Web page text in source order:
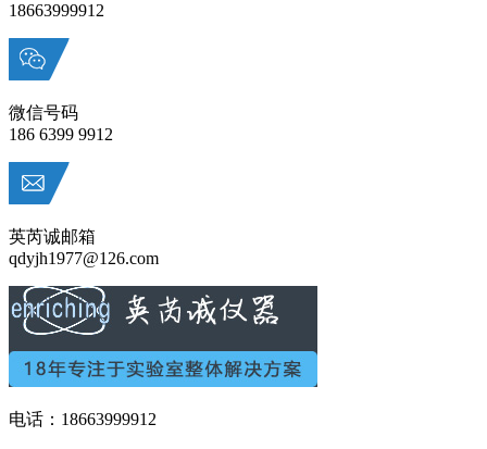
18663999912
微信号码
186 6399 9912
英芮诚邮箱
qdyjh1977@126.com
电话：18663999912